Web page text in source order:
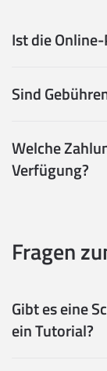
Ist die
Sind
Welche
Verfügung?
Fragen
Gibt es eine
ein Tutorial?